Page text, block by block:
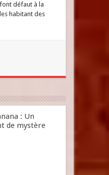
défaut à la
habitant des
: Un
de mystère